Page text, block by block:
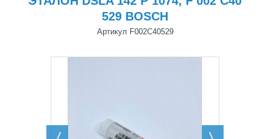
529 BOSCH
Артикул F002C40529